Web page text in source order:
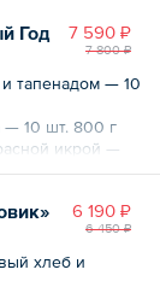
7 590 ₽
7 800 ₽
Год
тапенадом — 10
— 10 шт. 800 г
икрой —
6 190 ₽
6 450 ₽
хлеб и